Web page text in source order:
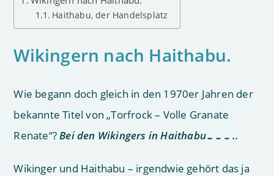
Haithabu, der Handelsplatz
Wikingern nach Haithabu.
Wie begann doch gleich in den 1970er Jahren der
bekannte Titel von „Torfrock – Volle Granate
Renate“?Bei den Wikingers in Haithabu………..
Wikinger und Haithabu – irgendwie gehört das ja